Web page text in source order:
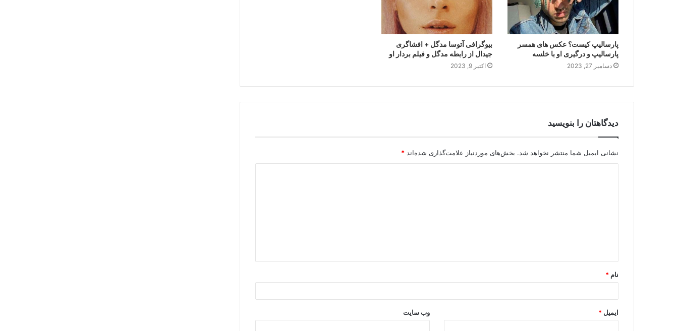
پارسالیپ کیست؟ عکس های همسر
پارسالیپ و درگیری او با خلسه
دسامبر 27, 2023
بیوگرافی آتوسا مدگل + افشاگری
جیدال از رابطه مدگل و فیلم بردار او
اکتبر 9, 2023
دیدگاهتان را بنویسید
نشانی ایمیل شما منتشر نخواهد شد. بخش‌های موردنیاز علامت‌گذاری شده‌اند *
نام *
ایمیل * وب‌ سایت